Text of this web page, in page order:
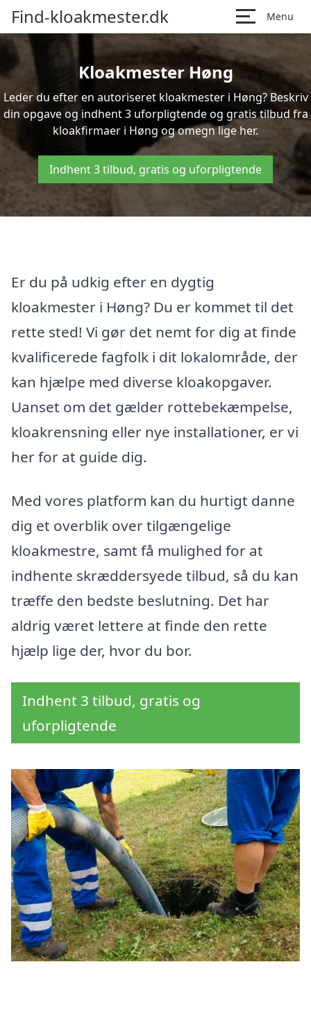
Find-kloakmester.dk Menu
Kloakmester Høng
Leder du efter en autoriseret kloakmester i Høng? Beskriv
din opgave og indhent 3 uforpligtende og gratis tilbud fra
kloakfirmaer i Høng og omegn lige her.
Indhent 3 tilbud, gratis og uforpligtende
Er du på udkig efter en dygtig
kloakmester i Høng? Du er kommet til det
rette sted! Vi gør det nemt for dig at finde
kvalificerede fagfolk i dit lokalområde, der
kan hjælpe med diverse kloakopgaver.
Uanset om det gælder rottebekæmpelse,
kloakrensning eller nye installationer, er vi
her for at guide dig.
Med vores platform kan du hurtigt danne
dig et overblik over tilgængelige
kloakmestre, samt få mulighed for at
indhente skræddersyede tilbud, så du kan
træffe den bedste beslutning. Det har
aldrig været lettere at finde den rette
hjælp lige der, hvor du bor.
Indhent 3 tilbud, gratis og
uforpligtende